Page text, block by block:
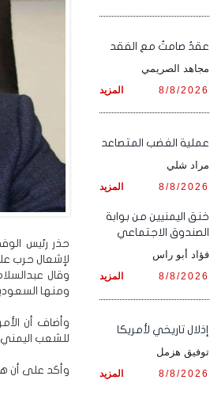
حذر رئيس
لإشعال حرب
وقال
ومنها
وأضاف أن
للشعب
وأكد على أن
عقدٌ صامتٌ مع الفقد
مجاهد الصريمي
المزيد 8/8/2026
‏عملية الغضب المتصاعد
مراد شلي
المزيد 8/8/2026
خنق اليمنيين من بوابة
الصندوق الاجتماعي
فؤاد أبو راس
المزيد 8/8/2026
إذلال تاريخي لأمريكا
توفيق هزمل
المزيد 8/8/2026